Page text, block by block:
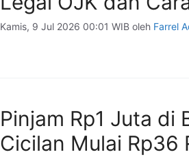
Kamis, 9 Jul 2026 00:01 WIB oleh Farrel
Pinjam Rp1 Juta di
Cicilan Mulai Rp36